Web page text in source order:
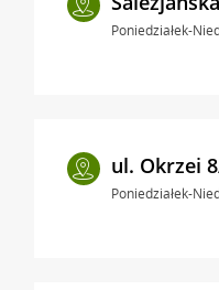
Poniedziałek-
ul. Okrzei
Poniedziałek-